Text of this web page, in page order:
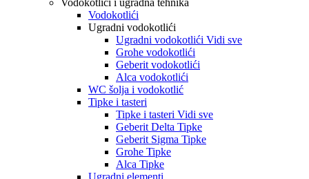
Vodokotlići i ugradna tehnika
Vodokotlići
Ugradni vodokotlići
Ugradni vodokotlići Vidi sve
Grohe vodokotlići
Geberit vodokotlići
Alca vodokotlići
WC šolja i vodokotlić
Tipke i tasteri
Tipke i tasteri Vidi sve
Geberit Delta Tipke
Geberit Sigma Tipke
Grohe Tipke
Alca Tipke
Ugradni elementi